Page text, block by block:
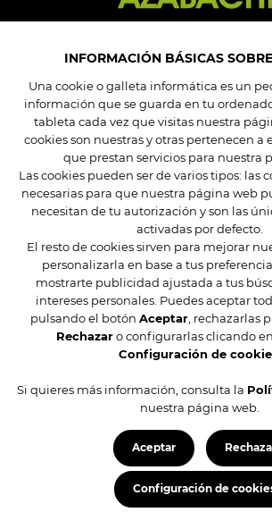
Mi cuenta
Mis pedidos
Mis datos
Mis direcciones
Condiciones de
Preguntas
Contacta
Aviso legal
Sus datos seguros
Política de cookies
INFORMACIÓN BÁSICAS
Una cookie o galleta informática es un
información que se guarda en tu
tableta cada vez que visitas nuestra
cookies son nuestras y otras pertenecen a
que prestan servicios para nuestra
Las cookies pueden ser de varios tipos: las
necesarias para que nuestra página web
necesitan de tu autorización y son las
activadas por defecto.
El resto de cookies sirven para mejorar
personalizarla en base a tus
mostrarte publicidad ajustada a tus
intereses personales. Puedes aceptar
pulsando el botón Aceptar , rechazarlas
Rechazaro configurarlas clicando
Configuración de
Si quieres más información, consulta la
nuestra página web.
Aceptar
Configuración de